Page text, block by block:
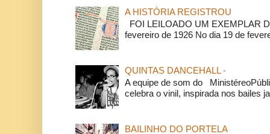
A HISTÓRIA REGISTROU
FOI LEILOADO UM EXEMPLAR
fevereiro de 1926 No dia 19 de
QUINTAS DANCEHALL -
A equipe de som do
celebra o vinil, inspirada nos bailes
BAILINHO DO PORTELA